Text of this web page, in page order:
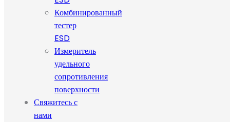
Комбинированный
тестер
ESD
Измеритель
удельного
сопротивления
поверхности
Свяжитесь с
нами